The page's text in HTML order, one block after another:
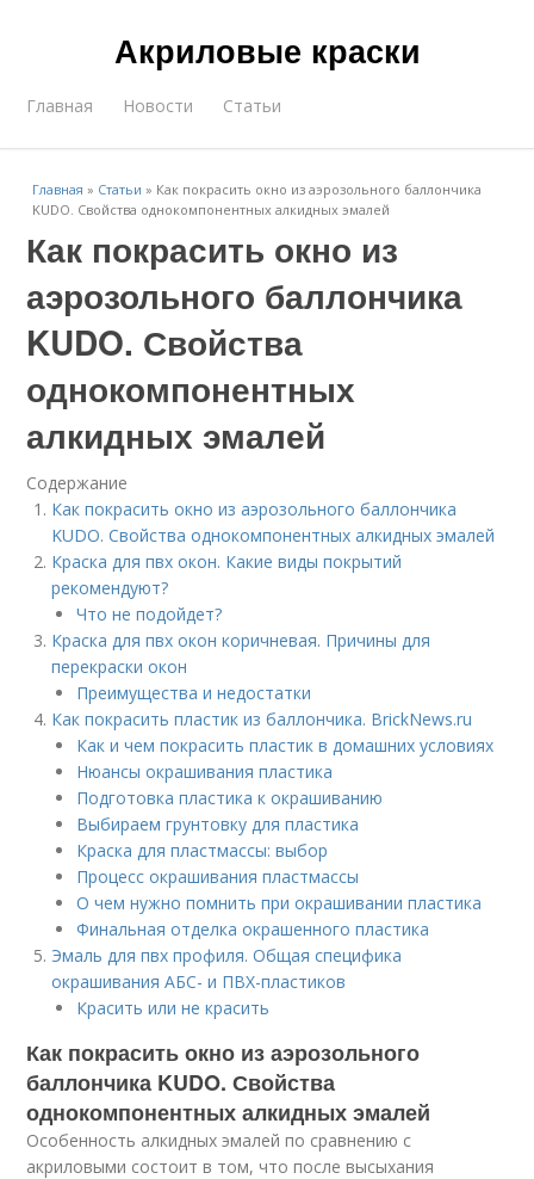
Акриловые краски
Главная Новости Статьи
Главная » Статьи » Как покрасить окно из аэрозольного баллончика
KUDO. Свойства однокомпонентных алкидных эмалей
Как покрасить окно из
аэрозольного баллончика
KUDO. Свойства
однокомпонентных
алкидных эмалей
Содержание
Как покрасить окно из аэрозольного баллончика
KUDO. Свойства однокомпонентных алкидных эмалей
Краска для пвх окон. Какие виды покрытий
рекомендуют?
Что не подойдет?
Краска для пвх окон коричневая. Причины для
перекраски окон
Преимущества и недостатки
Как покрасить пластик из баллончика. BrickNews.ru
Как и чем покрасить пластик в домашних условиях
Нюансы окрашивания пластика
Подготовка пластика к окрашиванию
Выбираем грунтовку для пластика
Краска для пластмассы: выбор
Процесс окрашивания пластмассы
О чем нужно помнить при окрашивании пластика
Финальная отделка окрашенного пластика
Эмаль для пвх профиля. Общая специфика
окрашивания АБС- и ПВХ-пластиков
Красить или не красить
Как покрасить окно из аэрозольного
баллончика KUDO. Свойства
однокомпонентных алкидных эмалей
Особенность алкидных эмалей по сравнению с
акриловыми состоит в том, что после высыхания